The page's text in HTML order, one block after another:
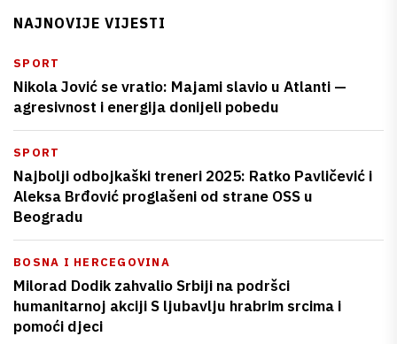
NAJNOVIJE VIJESTI
SPORT
Nikola Jović se vratio: Majami slavio u Atlanti —
agresivnost i energija donijeli pobedu
SPORT
Najbolji odbojkaški treneri 2025: Ratko Pavličević i
Aleksa Brđović proglašeni od strane OSS u
Beogradu
BOSNA I HERCEGOVINA
Milorad Dodik zahvalio Srbiji na podršci
humanitarnoj akciji S ljubavlju hrabrim srcima i
pomoći djeci